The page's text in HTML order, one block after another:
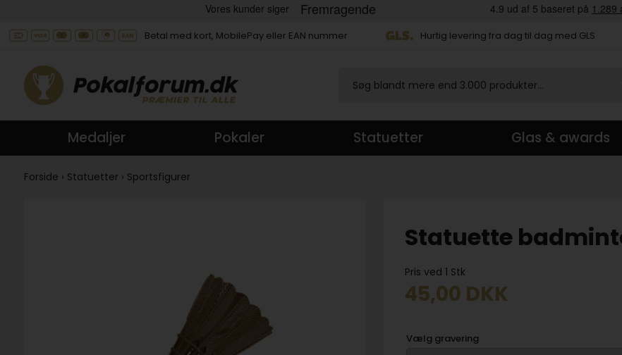
Betal med kort, MobilePay eller EAN nummer Hurtig levering fra dag til dag med GLS
Medaljer Pokaler Statuetter Glas & awards
Forside › Statuetter › Sportsfigurer
Statuette
Pris ved 1 Stk
45,00 DKK
Vælg gravering